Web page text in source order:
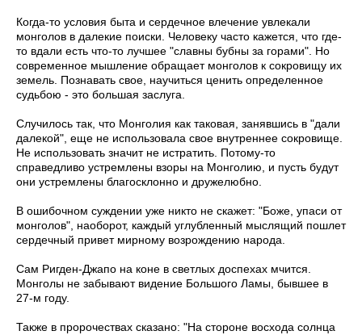
Когда-то условия быта и сердечное влечение увлекали
монголов в далекие поиски. Человеку часто кажется, что где-
то вдали есть что-то лучшее ­"славны бубны за горами". Но
современное мышление обращает монголов к сокровищу их
земель. Познавать свое, научиться ценить определенное
судьбою - это большая заслуга.
Случилось так, что Монголия как таковая, занявшись в "дали
далекой", еще не использовала свое внутреннее сокровище.
Не использовать ­значит не истратить. Потому-то
справедливо устремлены взоры на Монголию, и пусть будут
они устремлены благосклонно и дружелюбно.
В ошибочном суждении уже никто не скажет: "Боже, упаси от
монголов", наоборот, каждый углубленный мыслящий пошлет
сердечный привет мирному возрождению народа.
Сам Ригден-Джапо на коне в светлых доспехах мчится.
Монголы не забывают видение Большого Ламы, бывшее в
27-м году.
Также в пророчествах сказано: "На стороне восхода солнца